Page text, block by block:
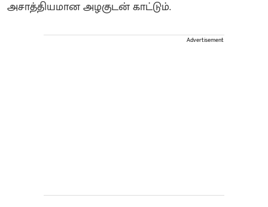
அசாத்தியமான அழகுடன் காட்டும்.
Advertisement